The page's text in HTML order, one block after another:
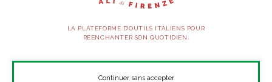
LA PLATEFORME D’OUTILS ITALIENS POUR
RÉENCHANTER SON QUOTIDIEN.
SUIVEZ-NOUS
Continuer sans accepter